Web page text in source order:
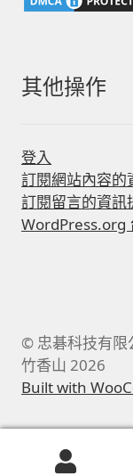
其他操作
登入
訂閱網站內容的
訂閱留言的資訊
WordPress.org
© 忠碁科技有
竹香山 2026
Built with